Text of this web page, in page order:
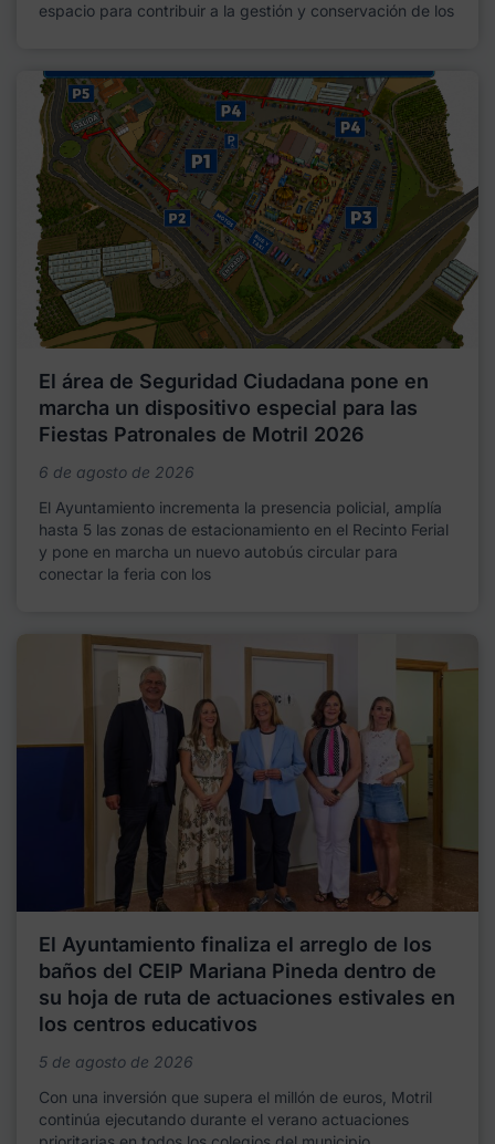
espacio para contribuir a la gestión y conservación de los
El área de Seguridad Ciudadana pone en
marcha un dispositivo especial para las
Fiestas Patronales de Motril 2026
6 de agosto de 2026
El Ayuntamiento incrementa la presencia policial, amplía
hasta 5 las zonas de estacionamiento en el Recinto Ferial
y pone en marcha un nuevo autobús circular para
conectar la feria con los
El Ayuntamiento finaliza el arreglo de los
baños del CEIP Mariana Pineda dentro de
su hoja de ruta de actuaciones estivales en
los centros educativos
5 de agosto de 2026
Con una inversión que supera el millón de euros, Motril
continúa ejecutando durante el verano actuaciones